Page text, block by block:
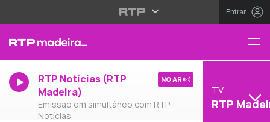
Entrar
RTP Notícias (RTP
Madeira)
Emissão em simultâneo com RTP
Notícias
NO AR
TV
RTP